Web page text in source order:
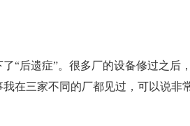
“后遗症”。很多厂的设备修过之
在三家不同的厂都见过，可以说非